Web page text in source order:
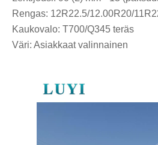
Rengas: 12R22.5/12.00R20/
Kaukovalo: T700/Q345 teräs
Väri: Asiakkaat valinnainen